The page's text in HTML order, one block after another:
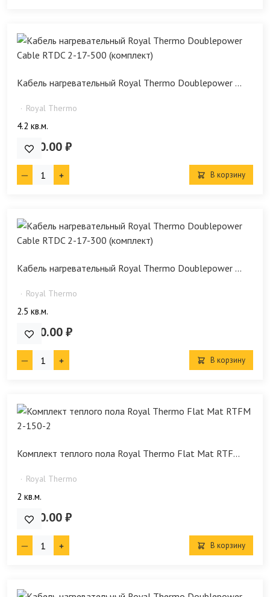
Кабель нагревательный Royal Thermo Doublepower ...
Royal Thermo
4.2 кв.м.
7 790.00 ₽
В корзину
Кабель нагревательный Royal Thermo Doublepower ...
Royal Thermo
2.5 кв.м.
5 790.00 ₽
В корзину
Комплект теплого пола Royal Thermo Flat Mat RTF...
Royal Thermo
2 кв.м.
7 490.00 ₽
В корзину